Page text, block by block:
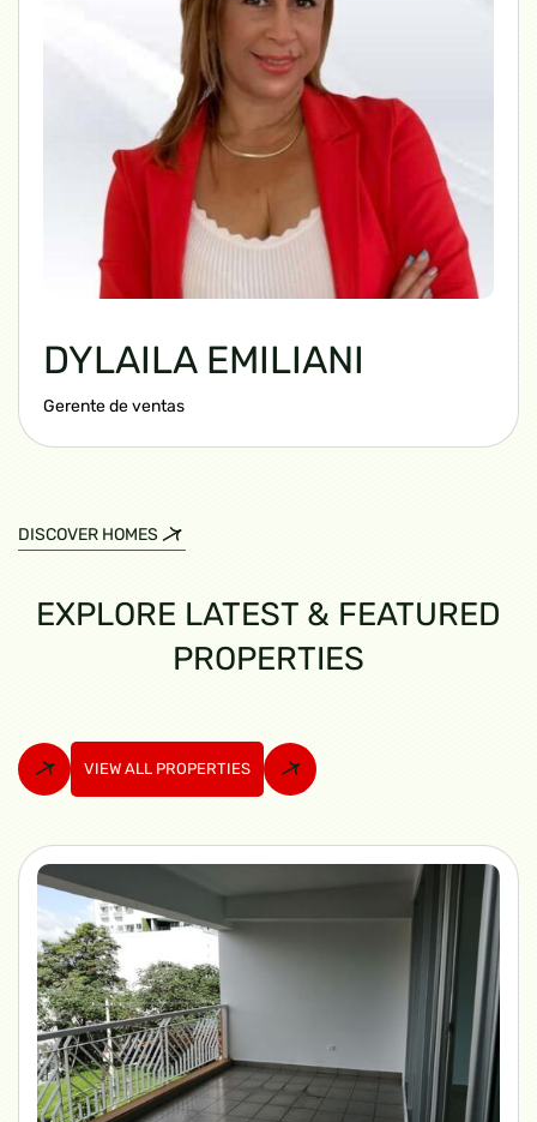
DYLAILA EMILIANI
Gerente de ventas
DISCOVER HOMES
EXPLORE LATEST & FEATURED
PROPERTIES
VIEW ALL PROPERTIES